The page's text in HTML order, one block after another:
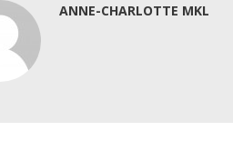
ANNE-CHARLOTTE MKL